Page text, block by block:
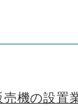
機の設置